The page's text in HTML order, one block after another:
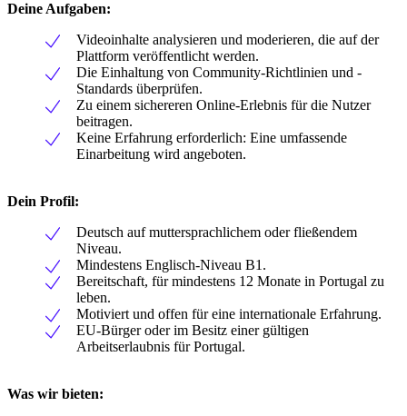
Deine Aufgaben:
Videoinhalte analysieren und moderieren, die auf der
Plattform veröffentlicht werden.
Die Einhaltung von Community-Richtlinien und -
Standards überprüfen.
Zu einem sichereren Online-Erlebnis für die Nutzer
beitragen.
Keine Erfahrung erforderlich: Eine umfassende
Einarbeitung wird angeboten.
Dein Profil:
Deutsch auf muttersprachlichem oder fließendem
Niveau.
Mindestens Englisch-Niveau B1.
Bereitschaft, für mindestens 12 Monate in Portugal zu
leben.
Motiviert und offen für eine internationale Erfahrung.
EU-Bürger oder im Besitz einer gültigen
Arbeitserlaubnis für Portugal.
Was wir bieten: